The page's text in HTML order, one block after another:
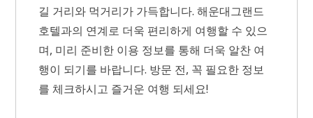
길 거리와 먹거리가 가득합니다. 해운대그랜드
호텔과의 연계로 더욱 편리하게 여행할 수 있으
며, 미리 준비한 이용 정보를 통해 더욱 알찬 여
행이 되기를 바랍니다. 방문 전, 꼭 필요한 정보
를 체크하시고 즐거운 여행 되세요!